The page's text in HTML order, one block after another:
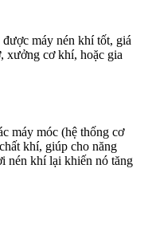
máy nén khí tốt, giá
xưởng cơ khí, hoặc gia
máy móc (hệ thống cơ
khí, giúp cho năng
nén khí lại khiến nó tăng